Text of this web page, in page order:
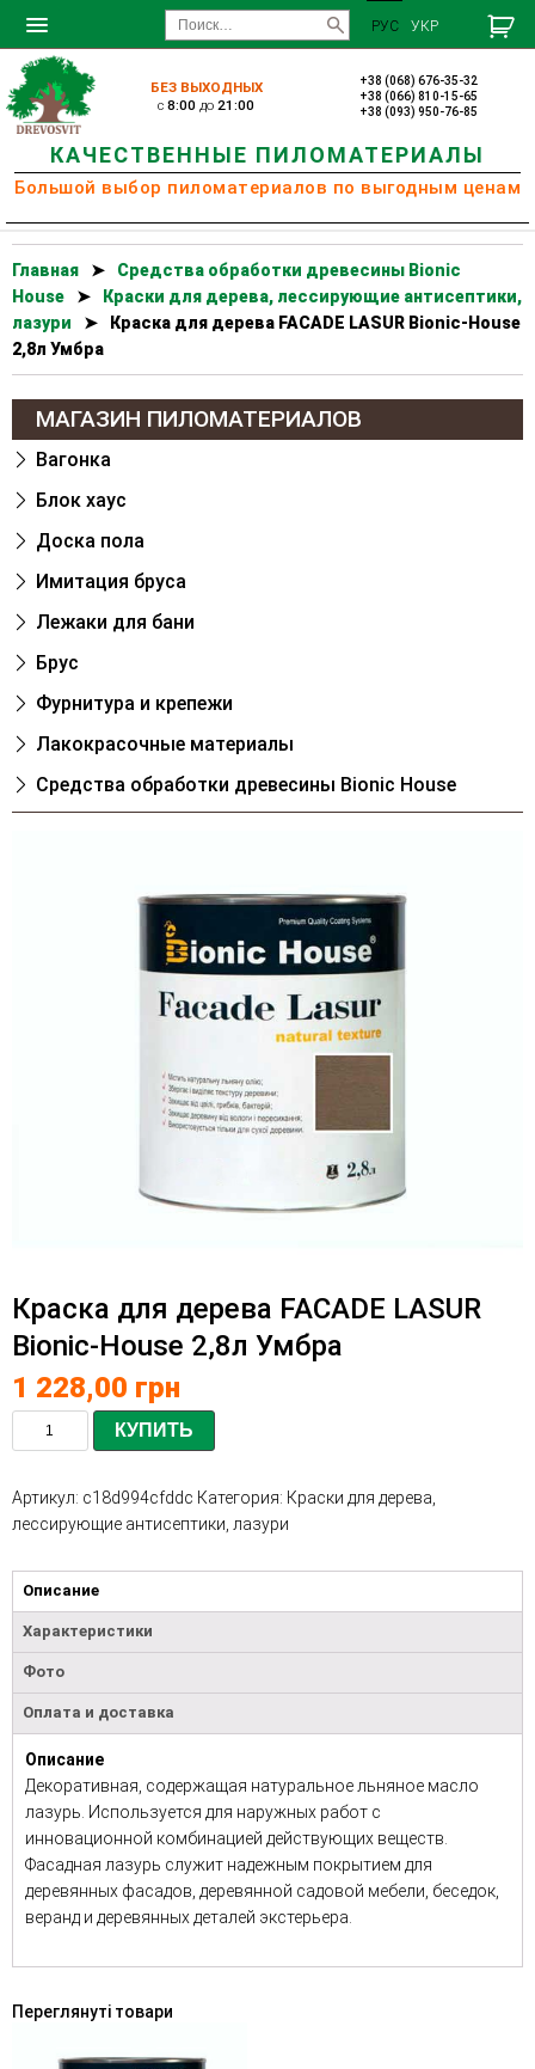
РУС УКР
БЕЗ ВЫХОДНЫХ
c8:00 до21:00
+38 (068) 676-35-32
+38 (066) 810-15-65
+38 (093) 950-76-85
КАЧЕСТВЕННЫЕ ПИЛОМАТЕРИАЛЫ
Большой выбор пиломатериалов по выгодным ценам
Главная ➤
Cредства обработки древесины Bionic
House
➤
Краски для дерева, лессирующие антисептики,
лазури
➤
Краска для дерева FACADE LASUR Bionic-House
2,8л Умбра
МАГАЗИН ПИЛОМАТЕРИАЛОВ
Вагонка
Блок хаус
Доска пола
Имитация бруса
Лежаки для бани
Брус
Фурнитура и крепежи
Лакокрасочные материалы
Cредства обработки древесины Bionic House
Краска для дерева FACADE LASUR
Bionic-House 2,8л Умбра
1 228,00 грн
КУПИТЬ
Артикул: c18d994cfddc Категория: Краски для дерева,
лессирующие антисептики, лазури
Описание
Характеристики
Фото
Оплата и доставка
Описание
Декоративная, содержащая натуральное льняное масло
лазурь. Используется для наружных работ с
инновационной комбинацией действующих веществ.
Фасадная лазурь служит надежным покрытием для
деревянных фасадов, деревянной садовой мебели, беседок,
веранд и деревянных деталей экстерьера.
Переглянуті товари